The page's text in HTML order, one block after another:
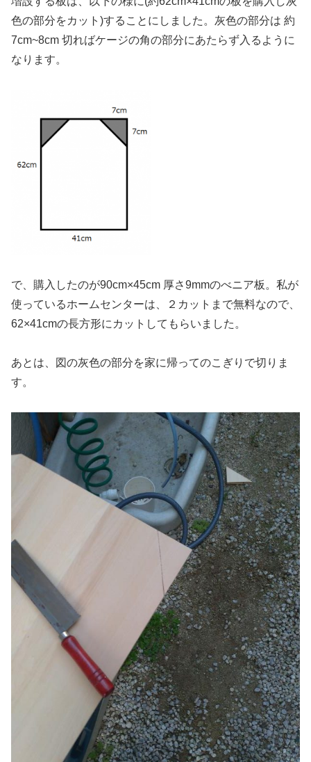
色の部分をカット)することにしました。灰色の部分は 約
7cm~8cm 切ればケージの角の部分にあたらず入るように
なります。
で、購入したのが90cm×45cm 厚さ9mmのべニア板。私が
使っているホームセンターは、２カットまで無料なので、
62×41cmの長方形にカットしてもらいました。
あとは、図の灰色の部分を家に帰ってのこぎりで切りま
す。